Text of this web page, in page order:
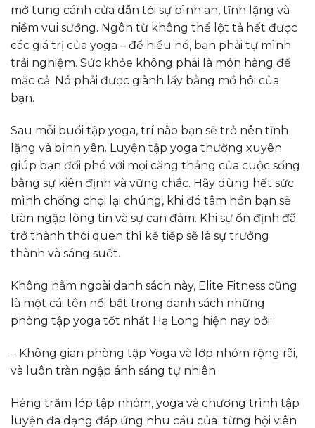
mở tung cánh cửa dẫn tới sự bình an, tĩnh lặng và
niềm vui sướng. Ngôn từ không thể lột tả hết được
các giá trị của yoga – để hiểu nó, bạn phải tự mình
trải nghiệm. Sức khỏe không phải là món hàng để
mặc cả. Nó phải được giành lấy bằng mồ hôi của
bạn.
Sau mỗi buổi tập yoga, trí não bạn sẽ trở nên tĩnh
lặng và bình yên. Luyện tập yoga thường xuyên
giúp bạn đối phó với mọi căng thẳng của cuộc sống
bằng sự kiên định và vững chắc. Hãy dùng hết sức
mình chống chọi lại chúng, khi đó tâm hồn bạn sẽ
tràn ngập lòng tin và sự can đảm. Khi sự ổn định đã
trở thành thói quen thì kế tiếp sẽ là sự trưởng
thành và sáng suốt.
Không nằm ngoài danh sách này, Elite Fitness cũng
là một cái tên nổi bật trong danh sách những
phòng tập yoga tốt nhất Hạ Long hiện nay bởi:
– Không gian phòng tập Yoga và lớp nhóm rộng rãi,
và luôn tràn ngập ánh sáng tự nhiên
Hàng trăm lớp tập nhóm, yoga và chương trình tập
luyện đa dạng đáp ứng nhu cầu của từng hội viên